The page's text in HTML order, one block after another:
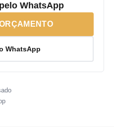
WhatsApp
WhatsApp